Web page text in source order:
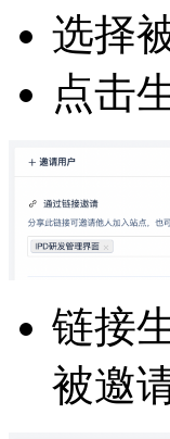
选择
点击
链接
被邀